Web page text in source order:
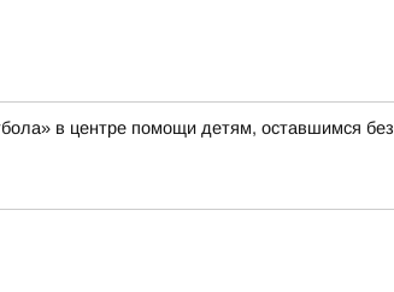
в центре помощи детям, оставшимся